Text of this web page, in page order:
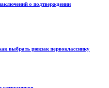
о подтверждении
выбрать рюкзак первокласснику